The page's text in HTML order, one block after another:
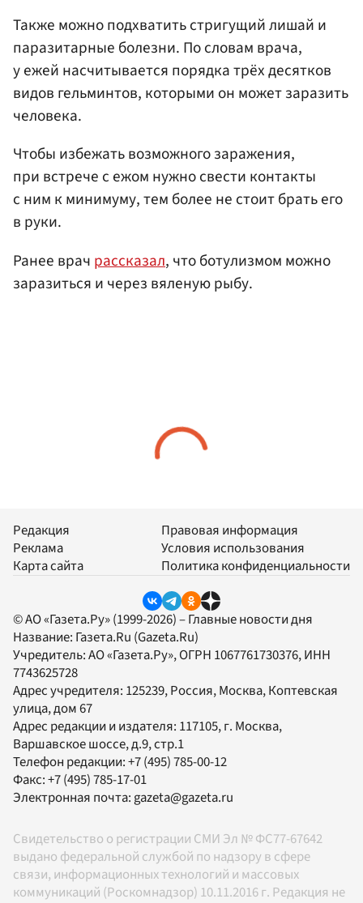
Также можно подхватить стригущий лишай и
паразитарные болезни. По словам врача,
у ежей насчитывается порядка трёх десятков
видов гельминтов, которыми он может заразить
человека.
Чтобы избежать возможного заражения,
при встрече с ежом нужно свести контакты
с ним к минимуму, тем более не стоит брать его
в руки.
Ранее врач рассказал, что ботулизмом можно
заразиться и через вяленую рыбу.
Редакция
Реклама
Карта сайта
Правовая информация
Условия использования
Политика конфиденциальности
© АО «Газета.Ру» (1999-2026) – Главные новости дня
Название: Газета.Ru (Gazeta.Ru)
Учредитель:АО «Газета.Ру», ОГРН 1067761730376, ИНН
7743625728
Адрес учредителя: 125239, Россия, Москва, Коптевская
улица, дом 67
Адрес редакции и издателя: 117105, г. Москва,
Варшавское шоссе, д.9, стр.1
Телефон редакции:+7 (495) 785-00-12
Факс:+7 (495) 785-17-01
Электронная почта:gazeta@gazeta.ru
Свидетельство о регистрации СМИ Эл № ФС77-67642
выдано федеральной службой по надзору в сфере
связи, информационных технологий и массовых
коммуникаций (Роскомнадзор) 10.11.2016 г. Редакция не